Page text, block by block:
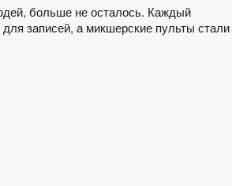
больше не осталось. Каждый
записей, а микшерские пульты стали